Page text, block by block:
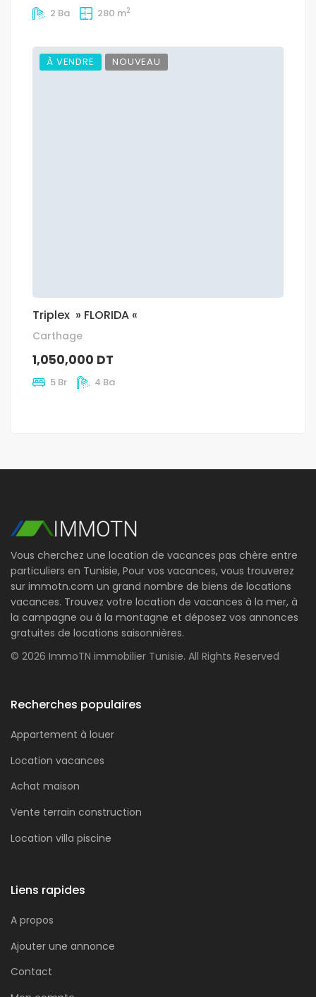
2 Ba 280 m2
À VENDRE NOUVEAU
Triplex » FLORIDA «
Carthage
1,050,000 DT
5 Br 4 Ba
Vous cherchez une location de vacances pas chère entre
particuliers en Tunisie, Pour vos vacances, vous trouverez
sur immotn.com un grand nombre de biens de locations
vacances. Trouvez votre location de vacances à la mer, à
la campagne ou à la montagne et déposez vos annonces
gratuites de locations saisonnières.
© 2026 ImmoTN immobilier Tunisie. All Rights Reserved
Recherches populaires
Appartement à louer
Location vacances
Achat maison
Vente terrain construction
Location villa piscine
Liens rapides
A propos
Ajouter une annonce
Contact